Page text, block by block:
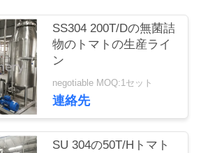
SS304 200T/Dの無菌詰
物のトマトの生産ライ
ン
negotiable MOQ:1セット
連絡先
SU 304の50T/Hトマト